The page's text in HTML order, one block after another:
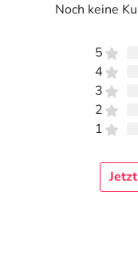
Noch keine
5
4
3
2
1